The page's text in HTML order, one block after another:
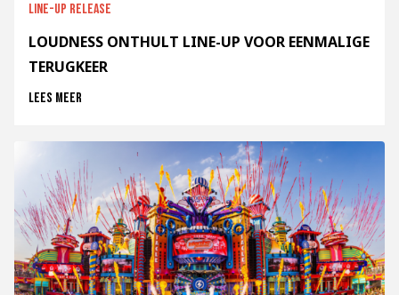
Line-up release
LOUDNESS ONTHULT LINE-UP VOOR EENMALIGE
TERUGKEER
Lees meer